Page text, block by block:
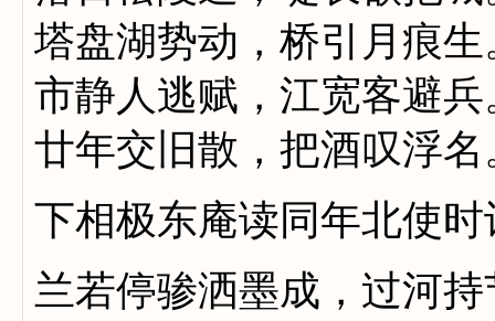
塔盘湖势动，桥引月痕生
市静人逃赋，江宽客避兵
廿年交旧散，把酒叹浮名
下相极东庵读同年北使时
兰若停骖洒墨成，过河